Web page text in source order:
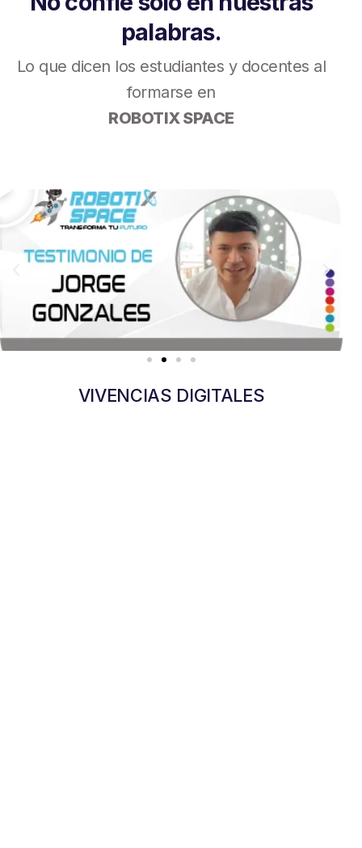
palabras.
Lo que dicen los estudiantes y docentes al
formarse en
ROBOTIX SPACE
VIVENCIAS DIGITALES